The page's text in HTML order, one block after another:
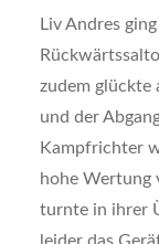
Liv Andres
zudem glückte
und der
Kampfrichter
hohe Wertung
turnte in ihrer